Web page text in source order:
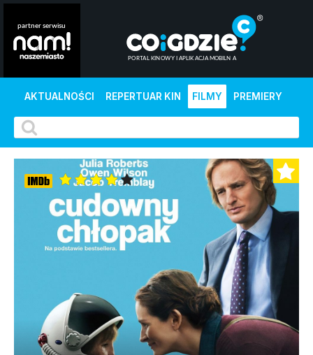
AKTUALNOŚCI REPERTUAR KIN FILMY PREMIERY